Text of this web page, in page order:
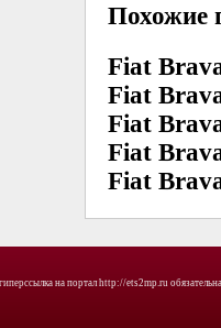
Похожие
Fiat
Fiat
Fiat
Fiat
Fiat
на портал http://ets2mp.ru